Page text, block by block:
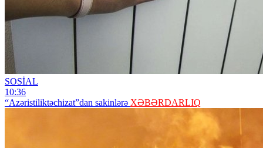
SOSİAL
10:36
“Azəristiliktəchizat”dan sakinlərə XƏBƏRDARLIQ